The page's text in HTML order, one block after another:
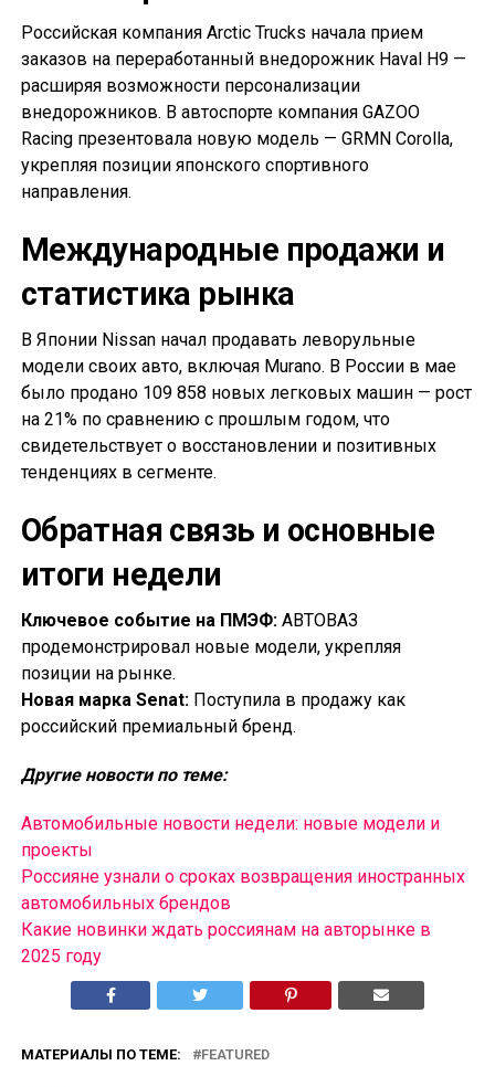
Российская компания Arctic Trucks начала прием
заказов на переработанный внедорожник Haval H9 —
расширяя возможности персонализации
внедорожников. В автоспорте компания GAZOO
Racing презентовала новую модель — GRMN Corolla,
укрепляя позиции японского спортивного
направления.
Международные продажи и
статистика рынка
В Японии Nissan начал продавать леворульные
модели своих авто, включая Murano. В России в мае
было продано 109 858 новых легковых машин — рост
на 21% по сравнению с прошлым годом, что
свидетельствует о восстановлении и позитивных
тенденциях в сегменте.
Обратная связь и основные
итоги недели
Ключевое событие на ПМЭФ:АВТОВАЗ
продемонстрировал новые модели, укрепляя
позиции на рынке.
Новая марка Senat:Поступила в продажу как
российский премиальный бренд.
Другие новости по теме:
Автомобильные новости недели: новые модели и
проекты
Россияне узнали о сроках возвращения иностранных
автомобильных брендов
Какие новинки ждать россиянам на авторынке в
2025 году
МАТЕРИАЛЫ ПО ТЕМЕ: FEATURED